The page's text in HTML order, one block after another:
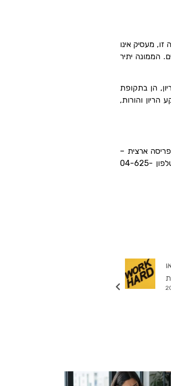
הלידה. בתקופה זו, מעסיק אינו
הממונה יתיר
הן בתקופת
והורות,
ארצית –
במסירות רבה ודואג להם במקצועיות ויעילות. זקוקים לייעוץ משפטי ולעורך דין דיני עבודה? אנא צרו עם משרדנו קשר בטלפון 04-625-